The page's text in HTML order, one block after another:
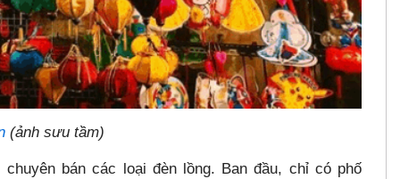
(ảnh sưu tầm)
bán các loại đèn lồng. Ban đầu, chỉ có phố